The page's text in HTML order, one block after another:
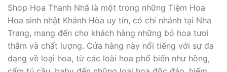
Shop Hoa Thanh Nhã là một trong những Tiệm Hoa
Hoa sinh nhật Khánh Hòa uy tín, có chi nhánh tại Nha
Trang, mang đến cho khách hàng những bó hoa tươi
thắm và chất lượng. Cửa hàng này nổi tiếng với sự đa
dạng về loại hoa, từ các loài hoa phổ biến như hồng,